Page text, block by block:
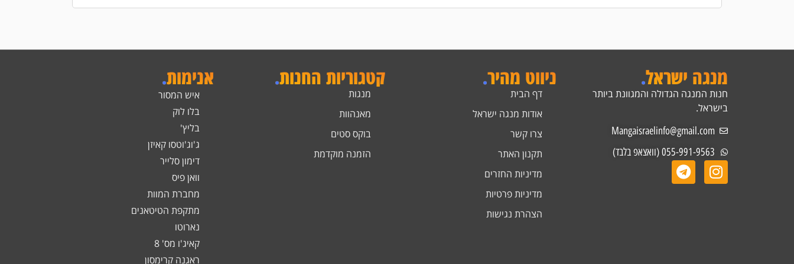
מנגה ישראל.
חנות המנגה הגדולה והמגוונת ביותר
בישראל.
Mangaisraelinfo@gmail.com
055-991-9563 (וואצאפ בלבד)
ניווט מהיר.
דף הבית
אודות מנגה ישראל
צרו קשר
תקנון האתר
מדיניות החזרים
מדיניות פרטיות
הצהרת נגישות
קטגוריות החנות.
מנגות
מאנהוות
בוקס סטים
הזמנה מוקדמת
אנימות.
איש המסור
בלו לוק
בליץ'
ג'וג'וטסו קאיזן
דימון סלייר
וואן פיס
מחברת המוות
מתקפת הטיטאנים
נארוטו
קאיג'ו מס' 8
ראגנה קרימסון